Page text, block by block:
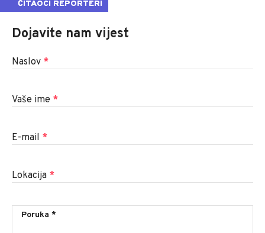
ČITAOCI REPORTERI
Dojavite nam vijest
Naslov *
Vaše ime *
E-mail *
Lokacija *